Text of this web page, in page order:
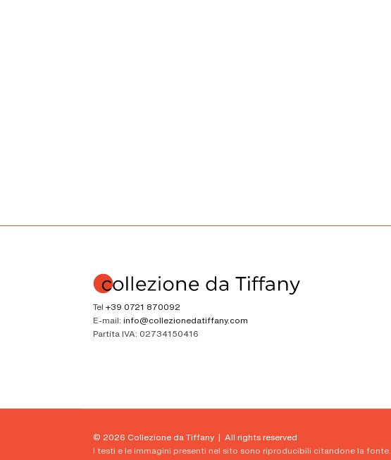
Tel +39 0721 870092
E-mail: info@collezionedatiffany.com
Partita IVA: 02734150416
© 2026 Collezione da Tiffany | All rights reserved
I testi e le immagini presenti nel sito sono riproducibili citandone la fonte.